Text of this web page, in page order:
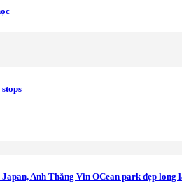
Anh Thắng Vin OCean park đẹp long